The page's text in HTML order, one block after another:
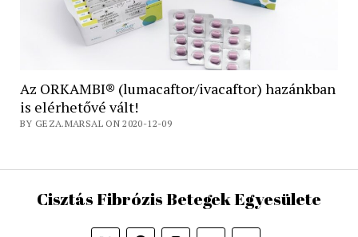
Az ORKAMBI® (lumacaftor/ivacaftor) hazánkban
is elérhetővé vált!
BY GEZA.MARSAL ON 2020-12-09
Cisztás Fibrózis Betegek Egyesülete